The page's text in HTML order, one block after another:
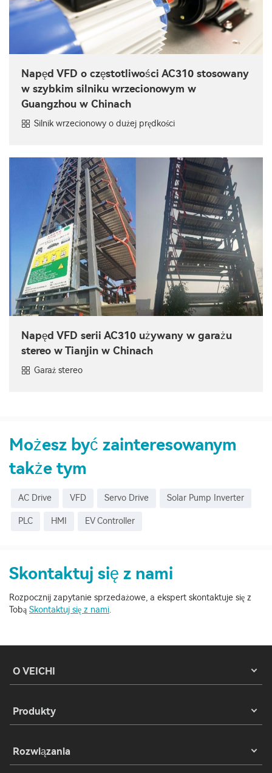
Napęd VFD o częstotliwości AC310 stosowany
w szybkim silniku wrzecionowym w
Guangzhou w Chinach
Silnik wrzecionowy o dużej prędkości
Napęd VFD serii AC310 używany w garażu
stereo w Tianjin w Chinach
Garaż stereo
Możesz być zainteresowanym
także tym
AC Drive VFD Servo Drive Solar Pump Inverter
PLC HMI EV Controller
Skontaktuj się z nami
Rozpocznij zapytanie sprzedażowe, a ekspert skontaktuje się z
Tobą Skontaktuj się z nami.
O VEICHI
Produkty
Rozwiązania